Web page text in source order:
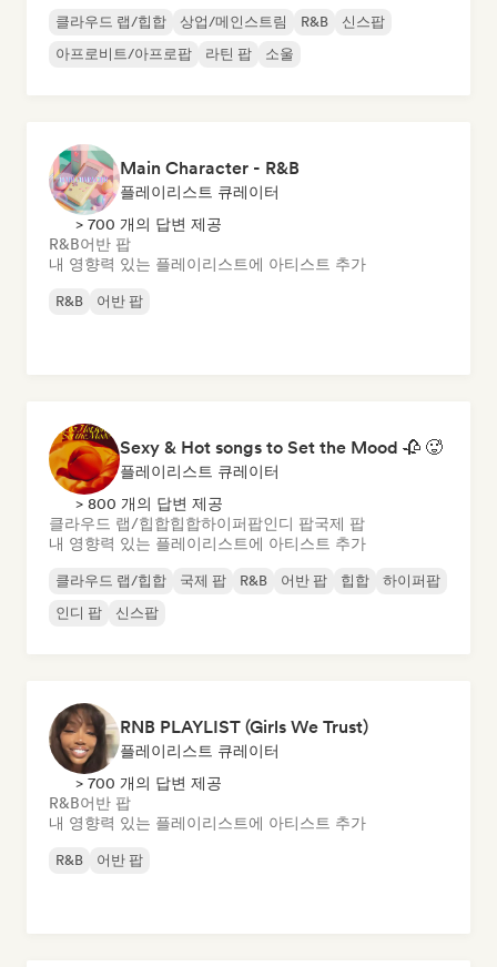
클라우드 랩/힙합 상업/메인스트림 R&B
신스팝
아프로비트/아프로팝
라틴 팝 소울
Main Character - R&B
플레이리스트 큐레이터
> 700 개의 답변 제공
R&B어반 팝
내 영향력 있는 플레이리스트에 아티스트 추가
R&B 어반 팝
Sexy & Hot songs to Set the Mood 🥀 🥵
플레이리스트 큐레이터
> 800 개의 답변 제공
클라우드 랩/힙합힙합하이퍼팝인디 팝국제 팝
내 영향력 있는 플레이리스트에 아티스트 추가
클라우드 랩/힙합 국제 팝 R&B 어반 팝 힙합
하이퍼팝
인디 팝
신스팝
RNB PLAYLIST (Girls We Trust)
플레이리스트 큐레이터
> 700 개의 답변 제공
R&B어반 팝
내 영향력 있는 플레이리스트에 아티스트 추가
R&B 어반 팝